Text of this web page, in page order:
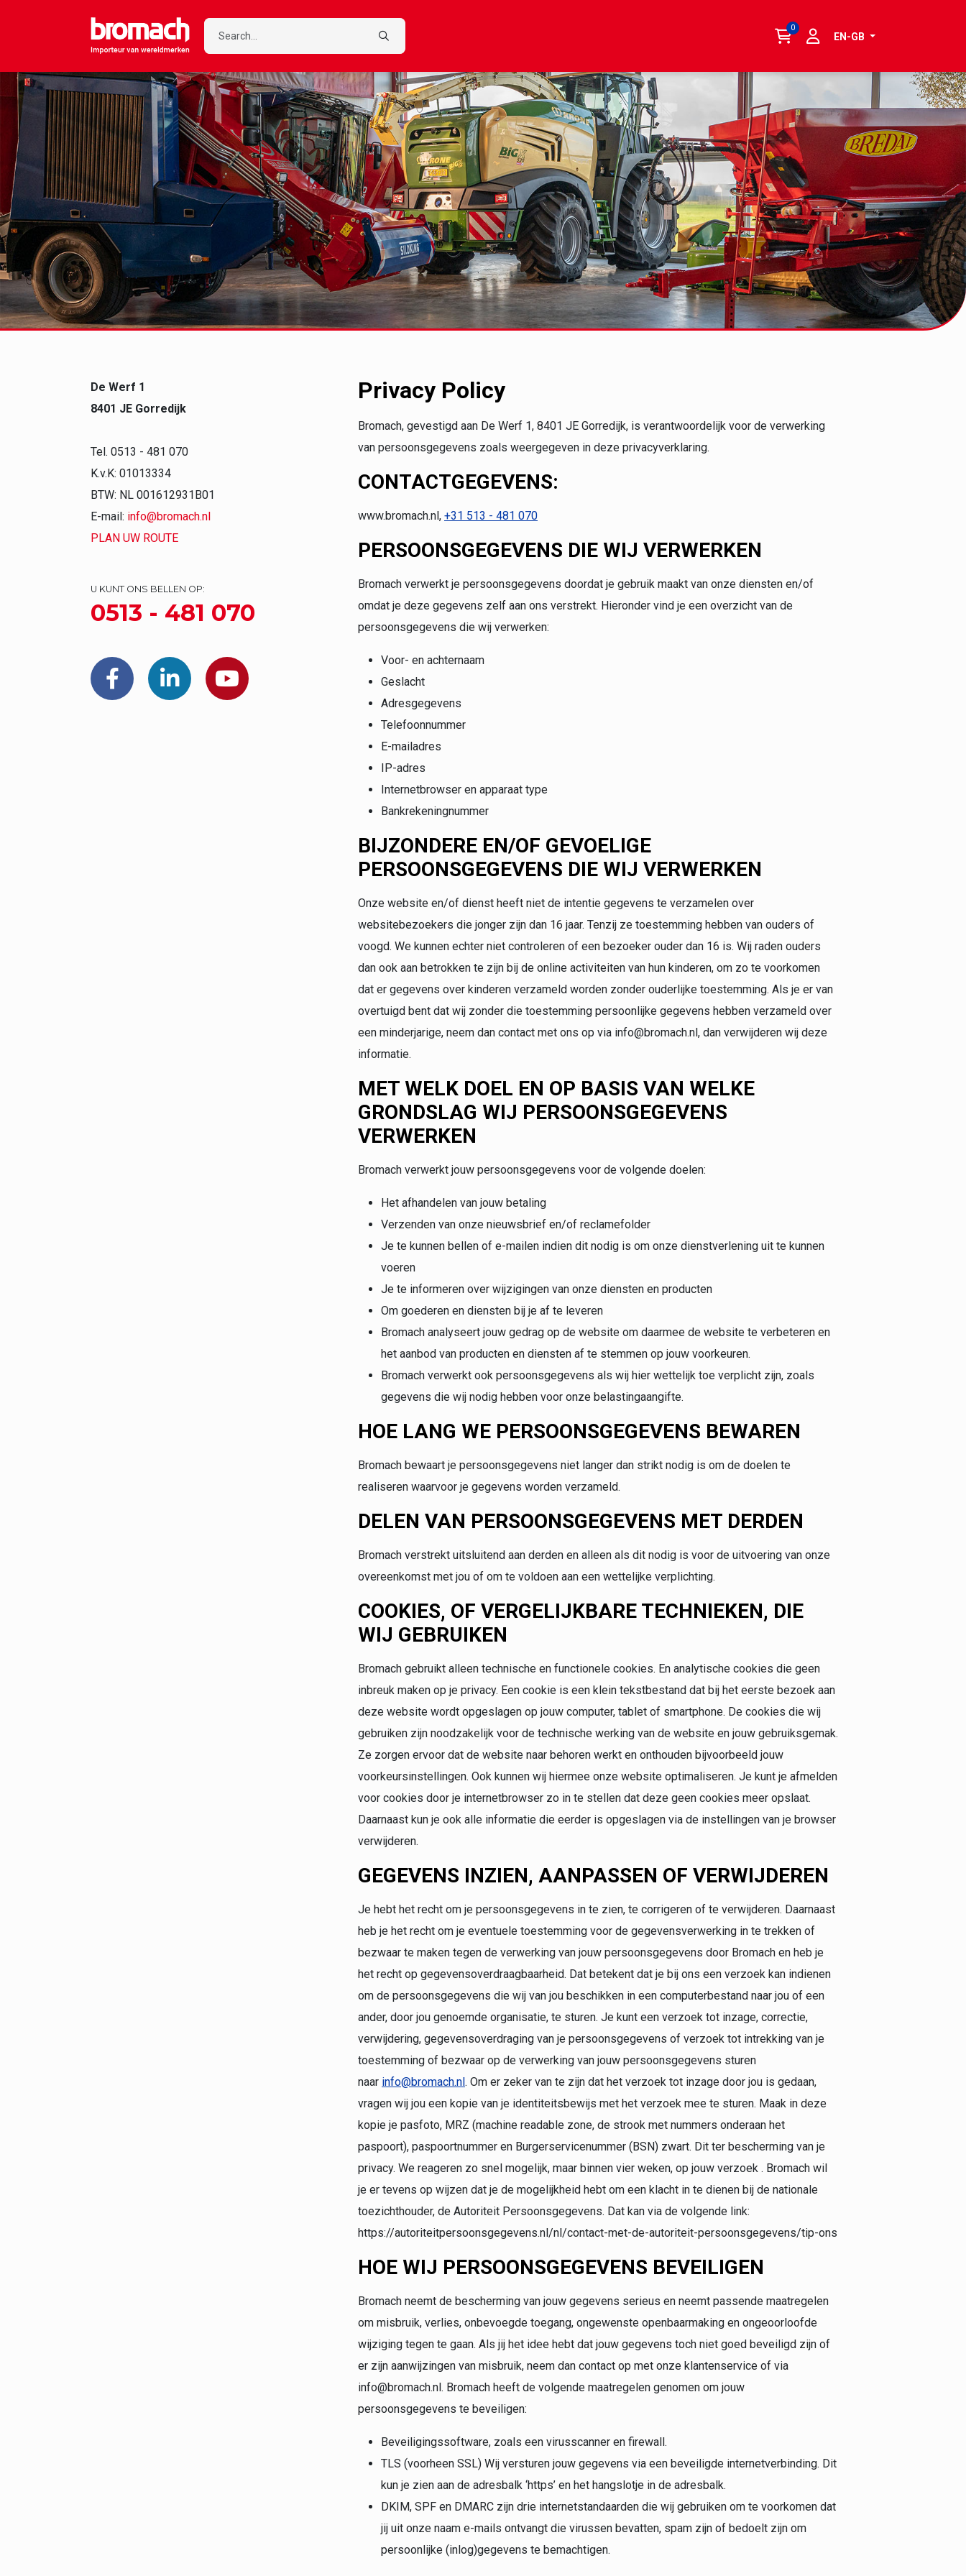
Search Search
0
EN-GB
De Werf 1
8401 JE Gorredijk
Tel. 0513 - 481 070
K.v.K: 01013334
BTW: NL 001612931B01
E-mail: info@bromach.nl
PLAN UW ROUTE
U KUNT ONS BELLEN OP:
0513 - 481 070
Privacy Policy
Bromach, gevestigd aan De Werf 1, 8401 JE Gorredijk, is verantwoordelijk voor de verwerking
van persoonsgegevens zoals weergegeven in deze privacyverklaring.
CONTACTGEGEVENS:
www.bromach.nl, +31 513 - 481 070
PERSOONSGEGEVENS DIE WIJ VERWERKEN
Bromach verwerkt je persoonsgegevens doordat je gebruik maakt van onze diensten en/of
omdat je deze gegevens zelf aan ons verstrekt. Hieronder vind je een overzicht van de
persoonsgegevens die wij verwerken:
Voor- en achternaam
Geslacht
Adresgegevens
Telefoonnummer
E-mailadres
IP-adres
Internetbrowser en apparaat type
Bankrekeningnummer
BIJZONDERE EN/OF GEVOELIGE
PERSOONSGEGEVENS DIE WIJ VERWERKEN
Onze website en/of dienst heeft niet de intentie gegevens te verzamelen over
websitebezoekers die jonger zijn dan 16 jaar. Tenzij ze toestemming hebben van ouders of
voogd. We kunnen echter niet controleren of een bezoeker ouder dan 16 is. Wij raden ouders
dan ook aan betrokken te zijn bij de online activiteiten van hun kinderen, om zo te voorkomen
dat er gegevens over kinderen verzameld worden zonder ouderlijke toestemming. Als je er van
overtuigd bent dat wij zonder die toestemming persoonlijke gegevens hebben verzameld over
een minderjarige, neem dan contact met ons op via info@bromach.nl, dan verwijderen wij deze
informatie.
MET WELK DOEL EN OP BASIS VAN WELKE
GRONDSLAG WIJ PERSOONSGEGEVENS
VERWERKEN
Bromach verwerkt jouw persoonsgegevens voor de volgende doelen:
Het afhandelen van jouw betaling
Verzenden van onze nieuwsbrief en/of reclamefolder
Je te kunnen bellen of e-mailen indien dit nodig is om onze dienstverlening uit te kunnen
voeren
Je te informeren over wijzigingen van onze diensten en producten
Om goederen en diensten bij je af te leveren
Bromach analyseert jouw gedrag op de website om daarmee de website te verbeteren en
het aanbod van producten en diensten af te stemmen op jouw voorkeuren.
Bromach verwerkt ook persoonsgegevens als wij hier wettelijk toe verplicht zijn, zoals
gegevens die wij nodig hebben voor onze belastingaangifte.
HOE LANG WE PERSOONSGEGEVENS BEWAREN
Bromach bewaart je persoonsgegevens niet langer dan strikt nodig is om de doelen te
realiseren waarvoor je gegevens worden verzameld.
DELEN VAN PERSOONSGEGEVENS MET DERDEN
Bromach verstrekt uitsluitend aan derden en alleen als dit nodig is voor de uitvoering van onze
overeenkomst met jou of om te voldoen aan een wettelijke verplichting.
COOKIES, OF VERGELIJKBARE TECHNIEKEN, DIE
WIJ GEBRUIKEN
Bromach gebruikt alleen technische en functionele cookies. En analytische cookies die geen
inbreuk maken op je privacy. Een cookie is een klein tekstbestand dat bij het eerste bezoek aan
deze website wordt opgeslagen op jouw computer, tablet of smartphone. De cookies die wij
gebruiken zijn noodzakelijk voor de technische werking van de website en jouw gebruiksgemak.
Ze zorgen ervoor dat de website naar behoren werkt en onthouden bijvoorbeeld jouw
voorkeursinstellingen. Ook kunnen wij hiermee onze website optimaliseren. Je kunt je afmelden
voor cookies door je internetbrowser zo in te stellen dat deze geen cookies meer opslaat.
Daarnaast kun je ook alle informatie die eerder is opgeslagen via de instellingen van je browser
verwijderen.
GEGEVENS INZIEN, AANPASSEN OF VERWIJDEREN
Je hebt het recht om je persoonsgegevens in te zien, te corrigeren of te verwijderen. Daarnaast
heb je het recht om je eventuele toestemming voor de gegevensverwerking in te trekken of
bezwaar te maken tegen de verwerking van jouw persoonsgegevens door Bromach en heb je
het recht op gegevensoverdraagbaarheid. Dat betekent dat je bij ons een verzoek kan indienen
om de persoonsgegevens die wij van jou beschikken in een computerbestand naar jou of een
ander, door jou genoemde organisatie, te sturen. Je kunt een verzoek tot inzage, correctie,
verwijdering, gegevensoverdraging van je persoonsgegevens of verzoek tot intrekking van je
toestemming of bezwaar op de verwerking van jouw persoonsgegevens sturen
naar info@bromach.nl. Om er zeker van te zijn dat het verzoek tot inzage door jou is gedaan,
vragen wij jou een kopie van je identiteitsbewijs met het verzoek mee te sturen. Maak in deze
kopie je pasfoto, MRZ (machine readable zone, de strook met nummers onderaan het
paspoort), paspoortnummer en Burgerservicenummer (BSN) zwart. Dit ter bescherming van je
privacy. We reageren zo snel mogelijk, maar binnen vier weken, op jouw verzoek . Bromach wil
je er tevens op wijzen dat je de mogelijkheid hebt om een klacht in te dienen bij de nationale
toezichthouder, de Autoriteit Persoonsgegevens. Dat kan via de volgende link:
https://autoriteitpersoonsgegevens.nl/nl/contact-met-de-autoriteit-persoonsgegevens/tip-ons
HOE WIJ PERSOONSGEGEVENS BEVEILIGEN
Bromach neemt de bescherming van jouw gegevens serieus en neemt passende maatregelen
om misbruik, verlies, onbevoegde toegang, ongewenste openbaarmaking en ongeoorloofde
wijziging tegen te gaan. Als jij het idee hebt dat jouw gegevens toch niet goed beveiligd zijn of
er zijn aanwijzingen van misbruik, neem dan contact op met onze klantenservice of via
info@bromach.nl. Bromach heeft de volgende maatregelen genomen om jouw
persoonsgegevens te beveiligen:
Beveiligingssoftware, zoals een virusscanner en firewall.
TLS (voorheen SSL) Wij versturen jouw gegevens via een beveiligde internetverbinding. Dit
kun je zien aan de adresbalk ‘https’ en het hangslotje in de adresbalk.
DKIM, SPF en DMARC zijn drie internetstandaarden die wij gebruiken om te voorkomen dat
jij uit onze naam e-mails ontvangt die virussen bevatten, spam zijn of bedoelt zijn om
persoonlijke (inlog)gegevens te bemachtigen.